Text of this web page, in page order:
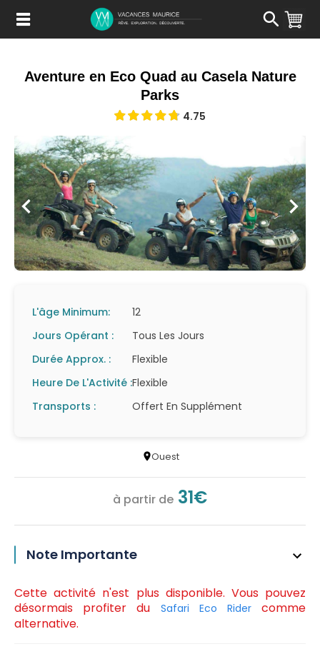
Contenu
Aventure en Eco Quad au Casela Nature
Parks
4.75
L'âge Minimum:
12
Jours Opérant :
Tous Les Jours
Durée Approx. :
Flexible
Heure De L'Activité :Flexible
Transports :
Offert En Supplément
Ouest
à partir de 31€
Note Importante
Cette activité n'est plus disponible. Vous pouvez
désormais profiter du Safari Eco Ridercomme
alternative.